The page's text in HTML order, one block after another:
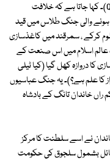
(یہ نام قاف پر پیش ، ثے پر زبر کے ساتھ ہے:Qutham)۔ کہا جاتا ہے کہ خلافت
میں، سن سات سو اکیاون [751] میں ہونے والی جنگ طلاس میں قید
کرکے ، سمرقند میں کاغذسازی
عالم اسلام میں اس صنعت کے
کا دروازہ کھل گیا (کیا ٹیلی
کا علم ہے؟)۔ یہ جنگ عباسیوں
خاندان تانگ کے بادشاہ
نے اسے سلطنت کا مرکز
قبائل بشمول سلجوق کی حکومت